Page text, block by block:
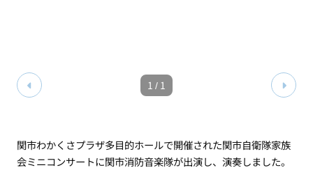
1 / 1
関市わかくさプラザ多目的ホールで開催された関市自衛隊家族
会ミニコンサートに関市消防音楽隊が出演し、演奏しました。